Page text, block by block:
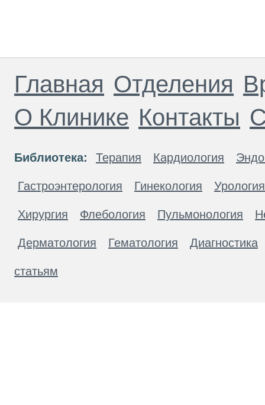
Главная Отделения
О Клинике Контакты
Библиотека: Терапия Кардиология
Гастроэнтерология Гинекология Урология
Хирургия Флебология Пульмонология
Дерматология Гематология Диагностика
статьям